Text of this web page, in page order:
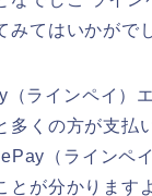
みてはいかがで
ラインペイ）
多くの方が支払
（ラインペ
とが分かります